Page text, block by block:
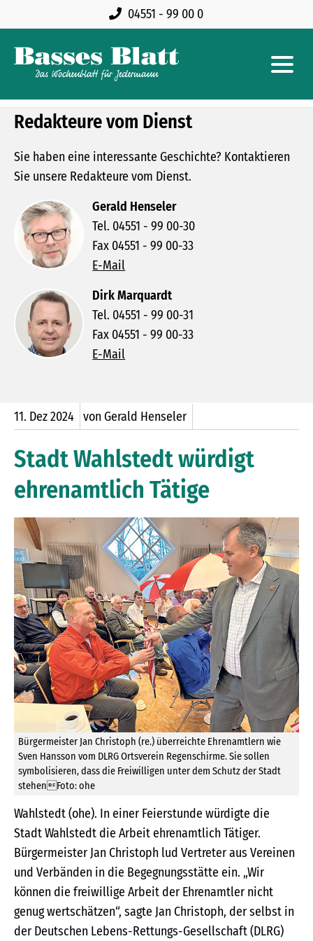
04551 - 99 00 0
Redakteure vom Dienst
Sie haben eine interessante Geschichte? Kontaktieren
Sie unsere Redakteure vom Dienst.
Gerald Henseler
Tel. 04551 - 99 00-30
Fax 04551 - 99 00-33
E-Mail
Dirk Marquardt
Tel. 04551 - 99 00-31
Fax 04551 - 99 00-33
E-Mail
11. Dez2024 von Gerald Henseler
Stadt Wahlstedt würdigt
ehrenamtlich Tätige
Bürgermeister Jan Christoph (re.) überreichte Ehrenamtlern wie
Sven Hansson vom DLRG Ortsverein Regenschirme. Sie sollen
symbolisieren, dass die Freiwilligen unter dem Schutz der Stadt
stehenFoto: ohe
Wahlstedt (ohe). In einer Feierstunde würdigte die
Stadt Wahlstedt die Arbeit ehrenamtlich Tätiger.
Bürgermeister Jan Christoph lud Vertreter aus Vereinen
und Verbänden in die Begegnungsstätte ein. „Wir
können die freiwillige Arbeit der Ehrenamtler nicht
genug wertschätzen“, sagte Jan Christoph, der selbst in
der Deutschen Lebens-Rettungs-Gesellschaft (DLRG)